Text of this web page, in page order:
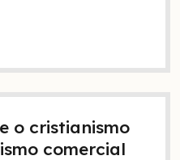
o cristianismo
comercial